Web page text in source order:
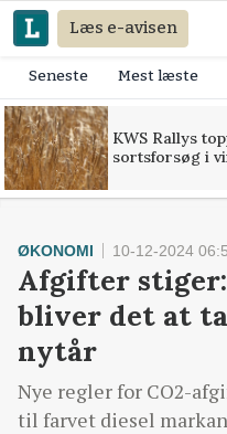
Læs e-avisen
Seneste Mest læste
KWS Rallys
sortsforsøg i
ØKONOMI 10-12-2024
Afgifter
bliver det at
nytår
Nye regler for CO2-
til farvet diesel